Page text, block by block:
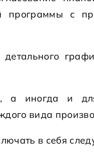
программы с
а иногда и
вида
в себя